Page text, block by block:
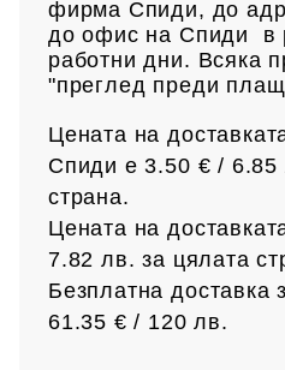
фирма Спиди, до
до офис на Спиди в
работни дни. Всяка
"преглед преди
Цената на
Спиди е 3.50 € / 6.85
страна.
Цената на
7.82 лв.за цялата
Безплатна доставка
61.35 € / 120 лв.